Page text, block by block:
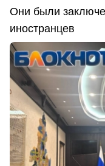
Они были
иностранцев